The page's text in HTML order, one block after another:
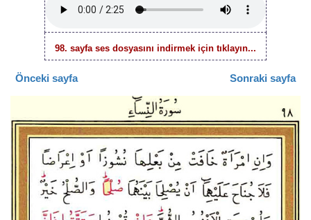
98. sayfa ses dosyasını indirmek için tıklayın...
Önceki sayfa Sonraki sayfa